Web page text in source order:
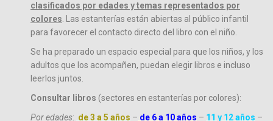
clasificados por edades y temas representados por
colores. Las estanterías están abiertas al público infantil
para favorecer el contacto directo del libro con el niño.
Se ha preparado un espacio especial para que los niños, y los
adultos que los acompañen, puedan elegir libros e incluso
leerlos juntos.
Consultar libros (sectores en estanterías por colores):
Por edades: de 3 a 5 años – de 6 a 10años – 11 y 12 años –